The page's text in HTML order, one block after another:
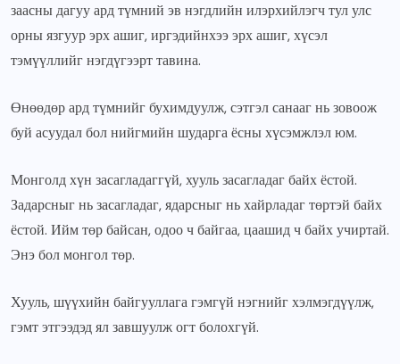
заасны дагуу ард түмний эв нэгдлийн илэрхийлэгч тул улс
орны язгуур эрх ашиг, иргэдийнхээ эрх ашиг, хүсэл
тэмүүллийг нэгдүгээрт тавина.
Өнөөдөр ард түмнийг бухимдуулж, сэтгэл санааг нь зовоож
буй асуудал бол нийгмийн шударга ёсны хүсэмжлэл юм.
Монголд хүн засагладаггүй, хууль засагладаг байх ёстой.
Задарсныг нь засагладаг, ядарсныг нь хайрладаг төртэй байх
ёстой. Ийм төр байсан, одоо ч байгаа, цаашид ч байх учиртай.
Энэ бол монгол төр.
Хууль, шүүхийн байгууллага гэмгүй нэгнийг хэлмэгдүүлж,
гэмт этгээдэд ял завшуулж огт болохгүй.